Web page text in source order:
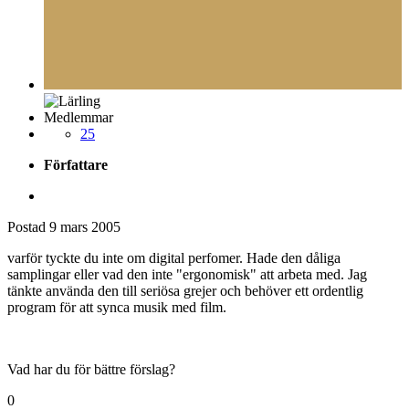
Medlemmar
25
Författare
Postad 9 mars 2005
varför tyckte du inte om digital perfomer. Hade den dåliga
samplingar eller vad den inte "ergonomisk" att arbeta med. Jag
tänkte använda den till seriösa grejer och behöver ett ordentlig
program för att synca musik med film.
Vad har du för bättre förslag?
0